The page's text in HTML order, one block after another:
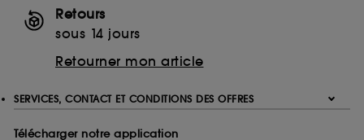
Retours
sous 14 jours
Retourner mon article
SERVICES, CONTACT ET CONDITIONS DES OFFRES
Télécharger notre application